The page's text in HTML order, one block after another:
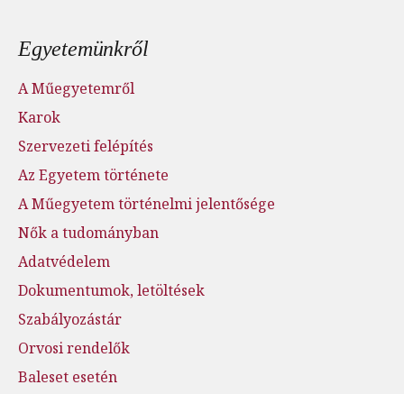
Lábléc menü
Egyetemünkről
A Műegyetemről
Karok
Szervezeti felépítés
Az Egyetem története
A Műegyetem történelmi jelentősége
Nők a tudományban
Adatvédelem
Dokumentumok, letöltések
Szabályozástár
Orvosi rendelők
Baleset esetén